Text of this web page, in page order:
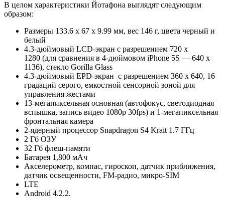
В целом характеристики Йотафона выглядят следующим
образом:
Размеры 133.6 x 67 x 9.99 мм, вес 146 г, цвета черный и
белый
4.3-дюймовый LCD-экран с разрешением 720 x
1280 (для сравнения в 4-дюймовом iPhone 5S — 640 x
1136), стекло Gorilla Glass
4.3-дюймовый EPD-экран с разрешением 360 x 640, 16
градаций серого, емкостной сенсорной зоной для
управления жестами
13-мегапиксельная основная (автофокус, светодиодная
вспышка, запись видео 1080p 30fps) и 1-мегапиксельная
фронтальная камера
2-ядерный процессор Snapdragon S4 Krait 1.7 ГГц
2 Гб ОЗУ
32 Гб флеш-памяти
Батарея 1,800 мАч
Акселерометр, компас, гироскоп, датчик приближения,
датчик освещенности, FM-радио, микро-SIM
LTE
Android 4.2.2.